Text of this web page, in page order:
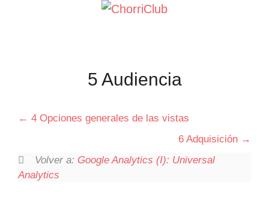
5 Audiencia
4 Opciones generales de las vistas
6 Adquisición
Volver a: Google Analytics (I): Universal
Analytics